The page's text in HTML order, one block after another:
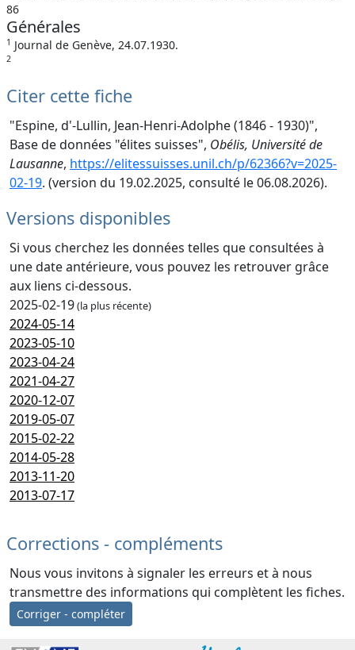
86
Générales
1 Journal de Genève, 24.07.1930.
2
Citer cette fiche
"Espine, d'-Lullin, Jean-Henri-Adolphe (1846 - 1930)",
Base de données "élites suisses", Obélis, Université de
Lausanne, https://elitessuisses.unil.ch/p/62366?v=2025-
02-19. (version du 19.02.2025, consulté le 06.08.2026).
Versions disponibles
Si vous cherchez les données telles que consultées à
une date antérieure, vous pouvez les retrouver grâce
aux liens ci-dessous.
2025-02-19(la plus récente)
2024-05-14
2023-05-10
2023-04-24
2021-04-27
2020-12-07
2019-05-07
2015-02-22
2014-05-28
2013-11-20
2013-07-17
Corrections - compléments
Nous vous invitons à signaler les erreurs et à nous
transmettre des informations qui complètent les fiches.
Corriger - compléter